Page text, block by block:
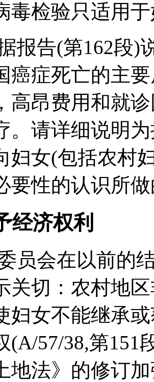
毒检验只适用
报告(第162段)
癌症死亡的主
高昂费用和就
。请详细说明
妇女(包括农村
要性的认识所
经济权利
员会在以前的
关切：农村地
妇女不能继承
(A/57/38,第151
地法》的修订